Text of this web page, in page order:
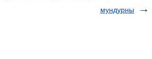
мундурны